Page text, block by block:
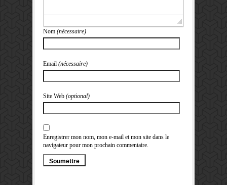
Nom (nécessaire)
Email (nécessaire)
Site Web (optional)
Enregistrer mon nom, mon e-mail et mon site dans le
navigateur pour mon prochain commentaire.